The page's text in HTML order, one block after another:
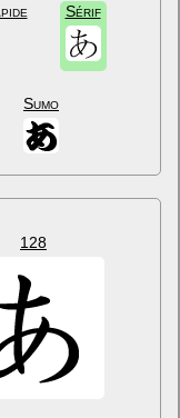
Sérif
Sumo
128